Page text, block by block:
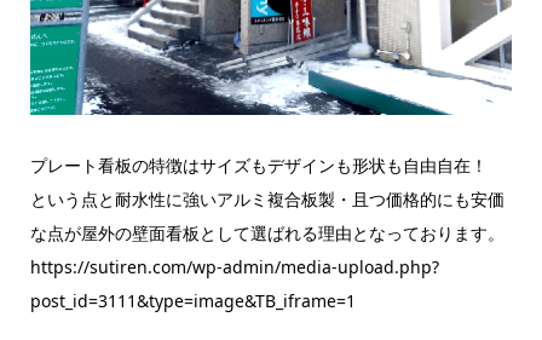
プレート看板の特徴はサイズもデザインも形状も自由自在！
という点と耐水性に強いアルミ複合板製・且つ価格的にも安価
な点が屋外の壁面看板として選ばれる理由となっております。
https://sutiren.com/wp-admin/media-upload.php?
post_id=3111&type=image&TB_iframe=1